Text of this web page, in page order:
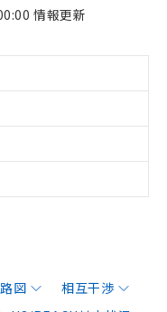
情報更新
図
相互干渉